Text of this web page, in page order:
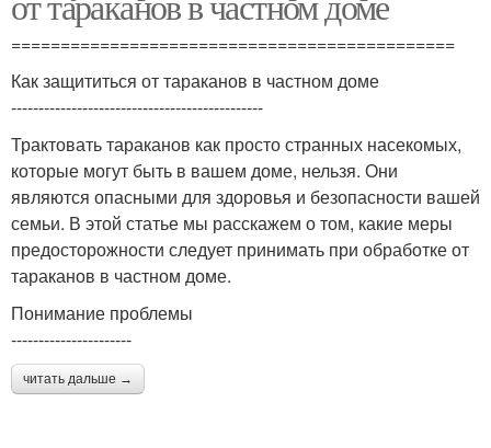
=============================================
Как защититься от тараканов в частном доме
----------------------------------------------
Трактовать тараканов как просто странных насекомых,
которые могут быть в вашем доме, нельзя. Они
являются опасными для здоровья и безопасности вашей
семьи. В этой статье мы расскажем о том, какие меры
предосторожности следует принимать при обработке от
тараканов в частном доме.
Понимание проблемы
----------------------
читать дальше →